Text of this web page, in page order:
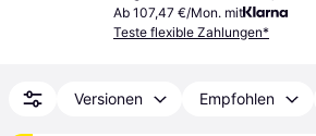
Ab 107,47 €/Mon. mit
Teste flexible Zahlungen*
Versionen Empfohlen